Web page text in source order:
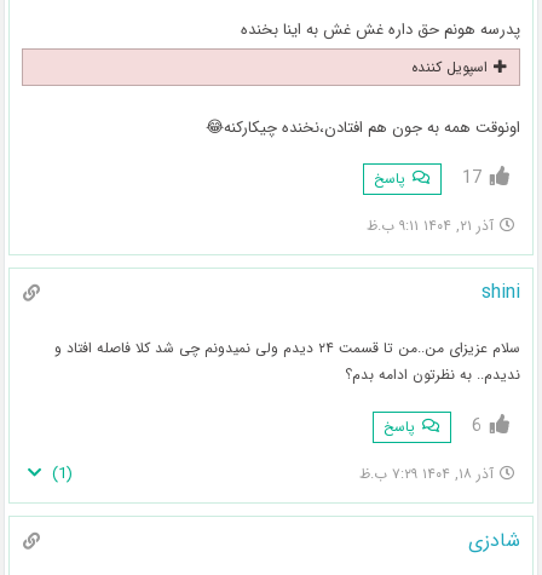
پدرسه هونم حق داره غش غش به اینا بخنده
اسپویل کننده
اونوقت همه به جون هم افتادن،نخنده چیکارکنه😂
17 پاسخ
آذر ۲۱, ۱۴۰۴ ۹:۱۱ ب.ظ
shini
سلام عزیزای من..من تا قسمت ۲۴ دیدم ولی نمیدونم چی شد کلا فاصله افتاد و
ندیدم.. به نظرتون ادامه بدم؟
6 پاسخ
آذر ۱۸, ۱۴۰۴ ۷:۲۹ ب.ظ (
1
)
شادزی